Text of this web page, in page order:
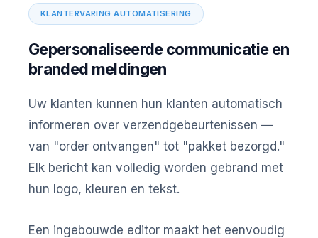
KLANTERVARING AUTOMATISERING
Gepersonaliseerde communicatie en
branded meldingen
Uw klanten kunnen hun klanten automatisch
informeren over verzendgebeurtenissen —
van "order ontvangen" tot "pakket bezorgd."
Elk bericht kan volledig worden gebrand met
hun logo, kleuren en tekst.
Een ingebouwde editor maakt het eenvoudig